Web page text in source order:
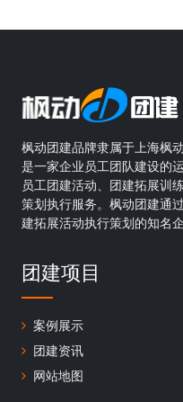
枫动团建品牌隶属于上海枫
是一家企业员工团队建设的
员工团建活动、团建拓展训
策划执行服务。枫动团建通
建拓展活动执行策划的知名企
团建项目
案例展示
团建资讯
网站地图